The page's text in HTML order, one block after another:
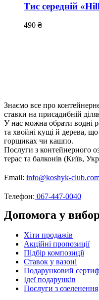
Тис середній
490 ₴
Знаємо все про
ставки на присадибній
У нас можна обрати водні
та хвойні кущі й дерева,
горщиках чи кашпо.
Послуги з контейнерного
терас та балконів (Київ,
Email: info@koshyk-
Телефон: 067-447-0040
Допомога у
Хіти продажів
Акційні пропозиції
Підбір композиції
Ставок у вазоні
Подарунковий
Ідеї подарунків
Послуги з озеленення